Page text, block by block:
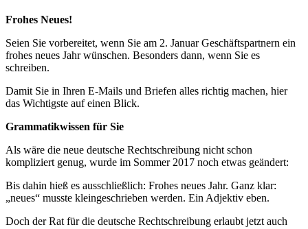
Frohes Neues!
Seien Sie vorbereitet, wenn Sie am 2. Januar Geschäftspartnern ein
frohes neues Jahr wünschen. Besonders dann, wenn Sie es
schreiben.
Damit Sie in Ihren E-Mails und Briefen alles richtig machen, hier
das Wichtigste auf einen Blick.
Grammatikwissen für Sie
Als wäre die neue deutsche Rechtschreibung nicht schon
kompliziert genug, wurde im Sommer 2017 noch etwas geändert:
Bis dahin hieß es ausschließlich: Frohes neues Jahr. Ganz klar:
„neues“ musste kleingeschrieben werden. Ein Adjektiv eben.
Doch der Rat für die deutsche Rechtschreibung erlaubt jetzt auch